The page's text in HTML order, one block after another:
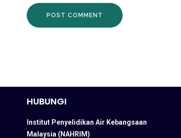
HUBUNGI
Institut Penyelidikan Air Kebangsaan
Malaysia (NAHRIM)